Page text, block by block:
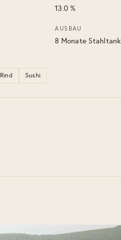
13.0 %
AUSBAU
8 Monate Stahltank
Rind Sushi